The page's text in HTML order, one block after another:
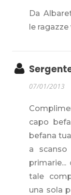
Da
le
07/01/2013
capo
befana
a
tale
una sola